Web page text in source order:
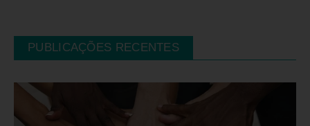
PUBLICAÇÕES RECENTES